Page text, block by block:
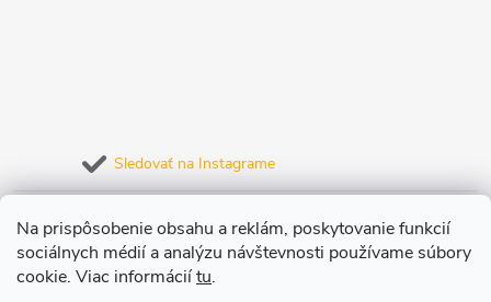
Na prispôsobenie obsahu a reklám, poskytovanie funkcií
sociálnych médií a analýzu návštevnosti používame súbory
cookie. Viac informáciítu.
Sledovať na Instagrame
Prijímame online platby